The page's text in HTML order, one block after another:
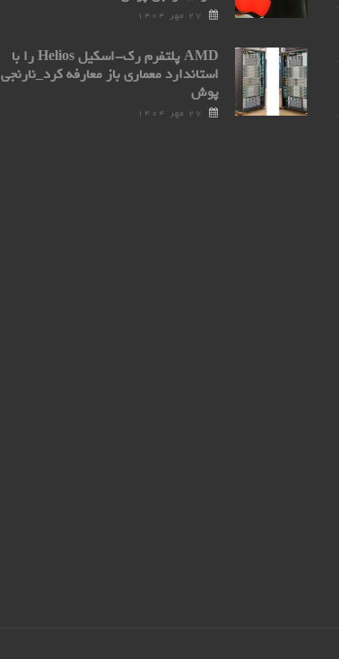
۲۷ مهر ۱۴۰۴
AMD پلتفرم رک-اسکیل Helios را با
استاندارد معماری باز معارفه کرد_نارنجی
پوش
۲۷ مهر ۱۴۰۴